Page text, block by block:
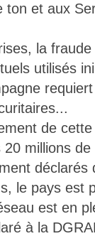
ton et aux
la
utilisés
de
millions
déclarés
le pays est
est en
à la